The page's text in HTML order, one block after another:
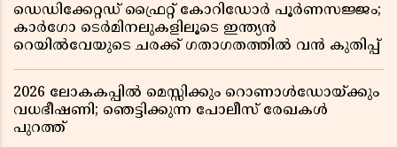
ഡെഡിക്കേറ്റഡ് ഫ്രൈറ്റ് കോറിഡോർ പൂർണസജ്ജം;
കാർഗോ ടെർമിനലുകളിലൂടെ ഇന്ത്യൻ
റെയിൽവേയുടെ ചരക്ക് ഗതാഗതത്തിൽ വൻ കുതിപ്പ്
2026 ലോകകപ്പിൽ മെസ്സിക്കും റൊണാൾഡോയ്ക്കും
വധഭീഷണി; ഞെട്ടിക്കുന്ന പോലീസ് രേഖകൾ
പുറത്ത്